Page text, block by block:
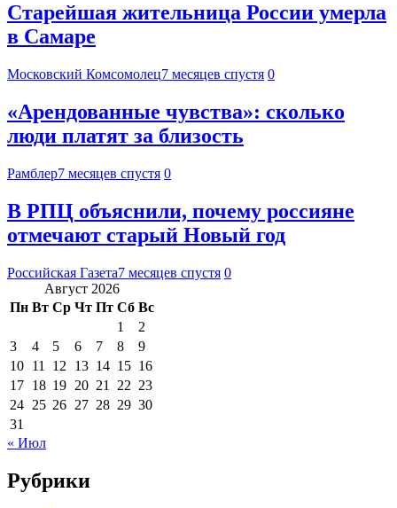
Старейшая жительница России умерла
в Самаре
Московский Комсомолец7 месяцев спустя 0
«Арендованные чувства»: сколько
люди платят за близость
Рамблер7 месяцев спустя 0
В РПЦ объяснили, почему россияне
отмечают старый Новый год
Российская Газета7 месяцев спустя 0
Август 2026
Пн Вт Ср Чт Пт Сб Вс
1
2
3
4 5 6 7 8
9
10 11 12 13 14 15 16
17 18 19 20 21 22 23
24 25 26 27 28 29 30
31
« Июл
Рубрики